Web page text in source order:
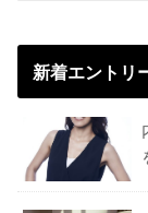
新着エントリ